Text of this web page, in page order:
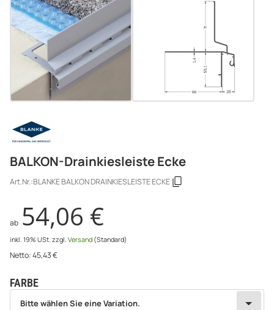
BALKON-Drainkiesleiste Ecke
Art.Nr.:BLANKE BALKON DRAINKIESLEISTE ECKE
ab 54,06 €
inkl. 19% USt. zzgl. Versand (Standard)
Netto:45,43€
FARBE
wählen
Bitte wählen Sie eine Variation.